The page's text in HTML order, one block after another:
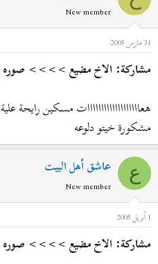
New member
31 مارس 2005
مشاركة: الاخ مضيع >>>> صوره
هعااااااااااااااااااات مسكين رايحة علية
مشكورة خيتو دلوعه
ع عاشق أهل البيت
New member
1 أبريل 2005
مشاركة: الاخ مضيع >>>> صوره